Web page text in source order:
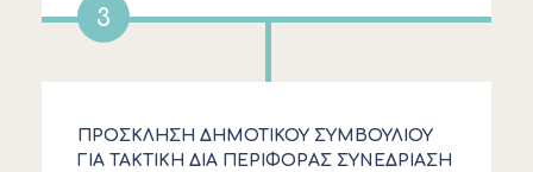
3
ΠΡΟΣΚΛΗΣΗ ΔΗΜΟΤΙΚΟΥ ΣΥΜΒΟΥΛΙΟΥ
ΓΙΑ ΤΑΚΤΙΚΗ ΔΙΑ ΠΕΡΙΦΟΡΑΣ ΣΥΝΕΔΡΙΑΣΗ